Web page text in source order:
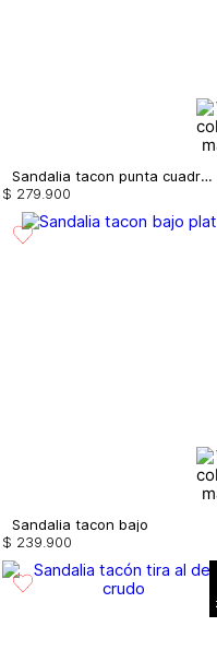
Sandalia tacon punta cuadrada con capell
$ 279 900
Sandalia tacon bajo
$ 239 900